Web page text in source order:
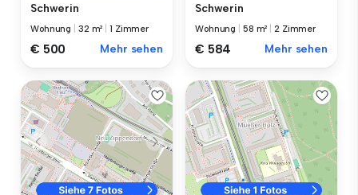
Schwerin
Wohnung 32 m² |1 Zimmer
€ 500 Mehr sehen
Schwerin
Wohnung 58 m² |2 Zimmer
€ 584 Mehr sehen